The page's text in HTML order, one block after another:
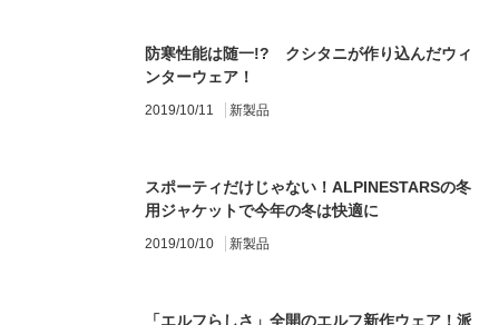
防寒性能は随一!? クシタニが作り込んだウィ
ンターウェア！
2019/10/11 新製品
スポーティだけじゃない！ALPINESTARSの冬
用ジャケットで今年の冬は快適に
2019/10/10 新製品
「エルフらしさ」全開のエルフ新作ウェア！派